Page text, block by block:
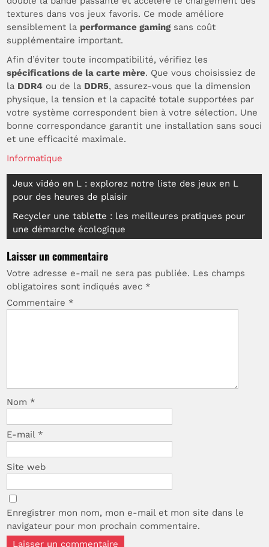
textures dans vos jeux favoris. Ce mode améliore
sensiblement la performance gamingsans coût
supplémentaire important.
Afin d’éviter toute incompatibilité, vérifiez les
spécifications de la carte mère. Que vous choisissiez de
la DDR4 ou de la DDR5, assurez-vous que la dimension
physique, la tension et la capacité totale supportées par
votre système correspondent bien à votre sélection. Une
bonne correspondance garantit une installation sans souci
et une efficacité maximale.
Informatique
Navigation
de
l’article
Jeux vidéo en L : explorez notre liste des jeux en L
pour des heures de plaisir
Recycler une tablette : les meilleures pratiques pour
une démarche écologique
Laisser un commentaire
Votre adresse e-mail ne sera pas publiée. Les champs
obligatoires sont indiqués avec *
Commentaire *
Nom *
E-mail *
Site web
Enregistrer mon nom, mon e-mail et mon site dans le
navigateur pour mon prochain commentaire.